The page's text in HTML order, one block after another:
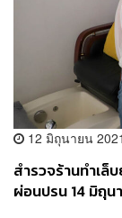
12 มิถุนายน 2021
สำรวจร้านทำเ
ผ่อนปรน 14 มิถุน